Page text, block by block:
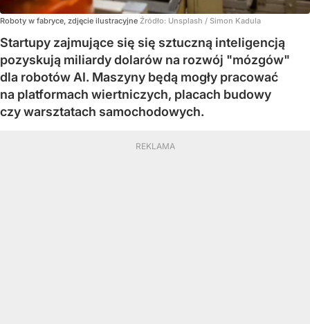
Roboty w fabryce, zdjęcie ilustracyjne Źródło: Unsplash / Simon Kadula
Startupy zajmujące się się sztuczną inteligencją
pozyskują miliardy dolarów na rozwój "mózgów"
dla robotów AI. Maszyny będą mogły pracować
na platformach wiertniczych, placach budowy
czy warsztatach samochodowych.